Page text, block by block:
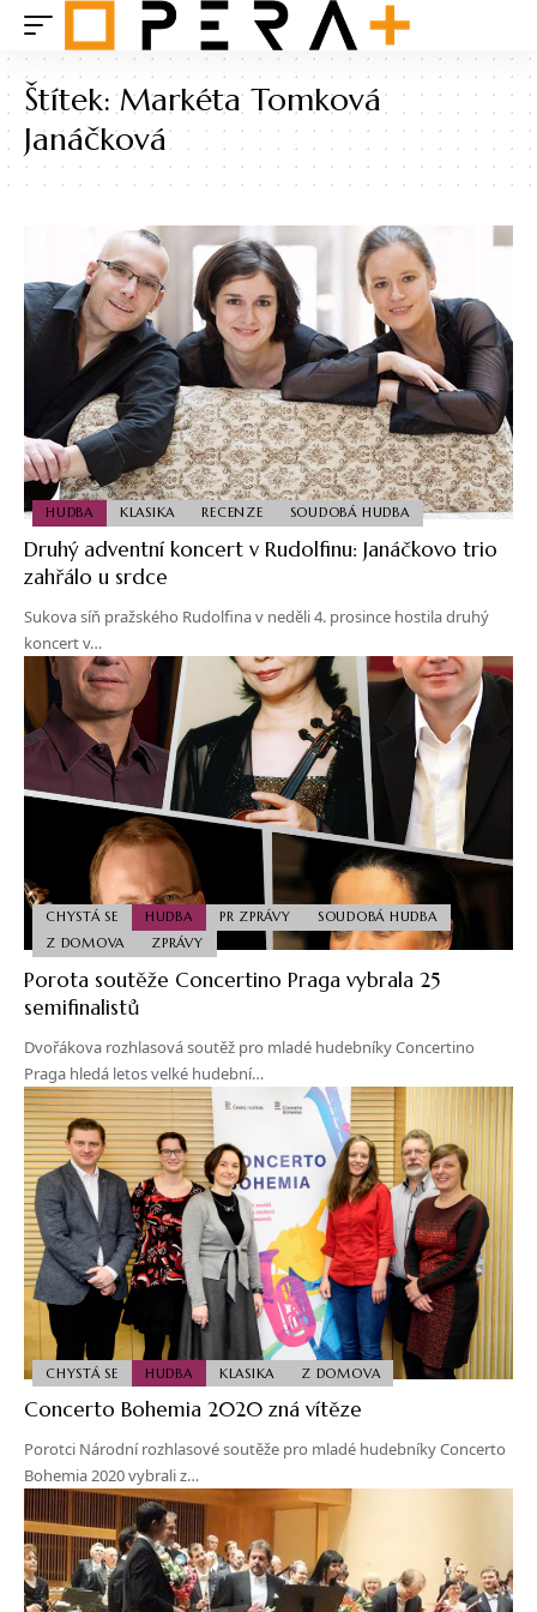
Štítek:Markéta Tomková
Janáčková
HUDBA KLASIKA RECENZE SOUDOBÁ HUDBA
Druhý adventní koncert v Rudolfinu: Janáčkovo trio
zahřálo u srdce
Sukova síň pražského Rudolfina v neděli 4. prosince hostila druhý
koncert v…
CHYSTÁ SE HUDBA PR ZPRÁVY
SOUDOBÁ HUDBA
Z DOMOVA
ZPRÁVY
Porota soutěže Concertino Praga vybrala 25
semifinalistů
Dvořákova rozhlasová soutěž pro mladé hudebníky Concertino
Praga hledá letos velké hudební…
CHYSTÁ SE HUDBA KLASIKA Z DOMOVA
Concerto Bohemia 2020 zná vítěze
Porotci Národní rozhlasové soutěže pro mladé hudebníky Concerto
Bohemia 2020 vybrali z…